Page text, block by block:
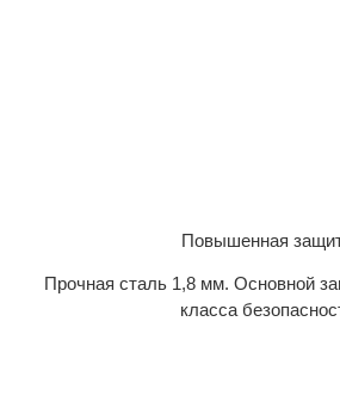
Повышенная
Прочная сталь 1,8 мм. Основной
класса